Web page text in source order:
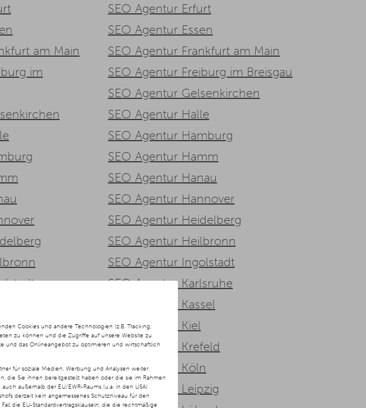
Cookies und andere Technologien (z.B. Tracking,
zu können und die Zugriffe auf unsere Website zu
und das Onlineangebot zu optimieren und wirtschaftlich
für soziale Medien, Werbung und Analysen weiter.
die Sie ihnen bereitgestellt haben oder die sie im Rahmen
außerhalb der EU/EWR-Raums (u.a. in den USA)
derzeit kein angemessenes Schutzniveau für den
die EU-Standardvertragsklauseln, die die rechtmäßige
am Main
im
SEO Agentur Erfurt
SEO Agentur Essen
SEO Agentur Frankfurt am Main
SEO Agentur Freiburg im Breisgau
SEO Agentur Gelsenkirchen
SEO Agentur Halle
SEO Agentur Hamburg
SEO Agentur Hamm
SEO Agentur Hanau
SEO Agentur Hannover
SEO Agentur Heidelberg
SEO Agentur Heilbronn
SEO Agentur Ingolstadt
SEO Agentur Karlsruhe
SEO Agentur Kassel
SEO Agentur Kiel
SEO Agentur Krefeld
SEO Agentur Köln
SEO Agentur Leipzig